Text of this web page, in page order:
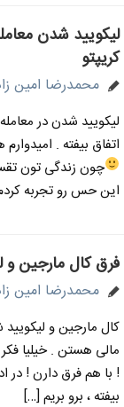
لیکویید شدن
کریپتو
محمدرضا امین
لیکویید شدن در
اتفاق بیفته .
چون زندگی تون
این حس رو تجربه
فرق کال مارجین
محمدرضا امین
کال مارجین و
مالی هستن . خیلیا
! با هم فرق دارن ! در
بیفته ، برو بریم […]